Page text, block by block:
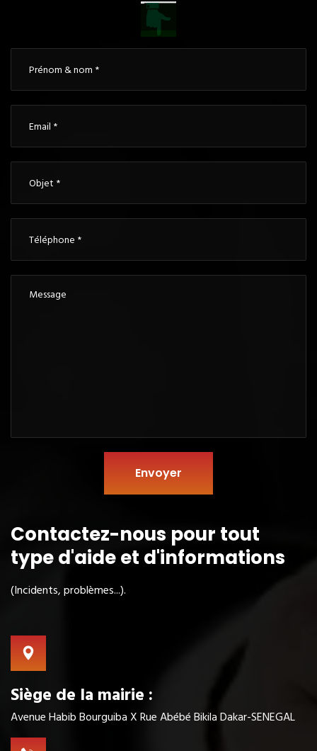
Envoyer
Contactez-nous pour tout
typed'aide et d'informations
(Incidents, problèmes...).
Siège de la mairie :
Avenue Habib Bourguiba X Rue Abébé Bikila Dakar-SENEGAL